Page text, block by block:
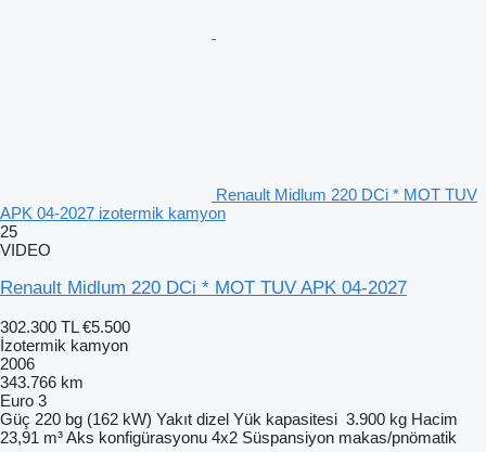
Renault Midlum 220 DCi * MOT TUV
APK 04-2027 izotermik kamyon
25
VIDEO
Renault Midlum 220 DCi * MOT TUV APK 04-2027
302.300 TL €5.500
İzotermik kamyon
2006
343.766 km
Euro 3
Güç 220 bg (162 kW) Yakıt dizel Yük kapasitesi 3.900 kg Hacim
23,91 m³Aks konfigürasyonu 4x2 Süspansiyon makas/pnömatik